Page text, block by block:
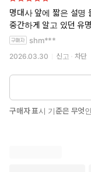
명대사 앞에 짧은 설명
중간하게 알고 있던 유
shm***
2026.03.30 신고 차단
구매자 표시 기준은 무엇